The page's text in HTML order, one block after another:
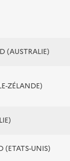
(AUSTRALIE)
ZÉLANDE)
(ETATS-UNIS)